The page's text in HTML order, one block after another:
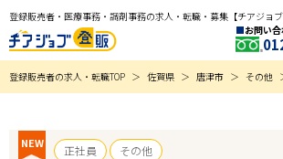
登録販売者・医療事務・調剤事務の求人・転職・募集【チアジョブ
お問い
登録販売者の求人・転職TOP 佐賀県 唐津市 その他
NEW 正社員
その他